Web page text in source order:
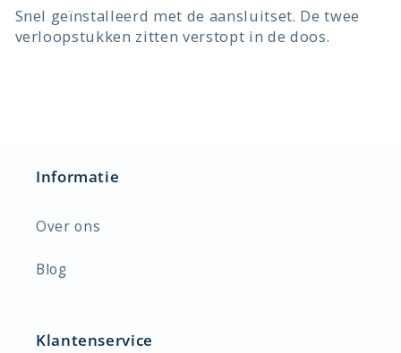
Snel geïnstalleerd met de aansluitset. De twee
verloopstukken zitten verstopt in de doos.
Informatie
Over ons
Blog
Klantenservice